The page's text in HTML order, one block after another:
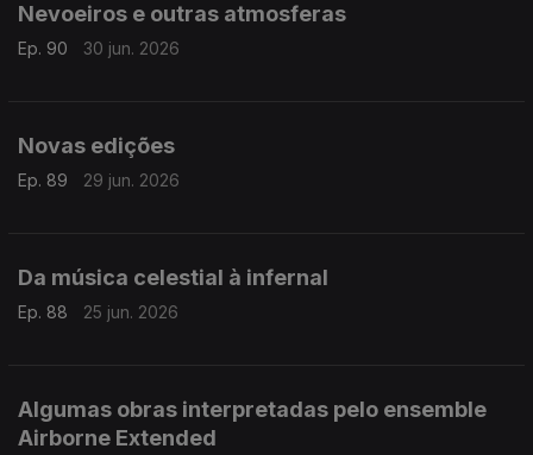
Nevoeiros e outras atmosferas
Ep. 90 30 jun. 2026
Novas edições
Ep. 89 29 jun. 2026
Da música celestial à infernal
Ep. 88 25 jun. 2026
Algumas obras interpretadas pelo ensemble
Airborne Extended